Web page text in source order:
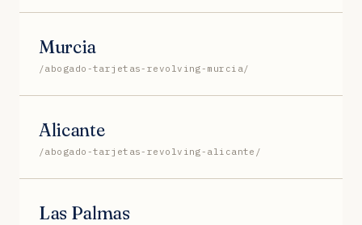
Murcia
/abogado-tarjetas-revolving-murcia/
Alicante
/abogado-tarjetas-revolving-alicante/
Las Palmas